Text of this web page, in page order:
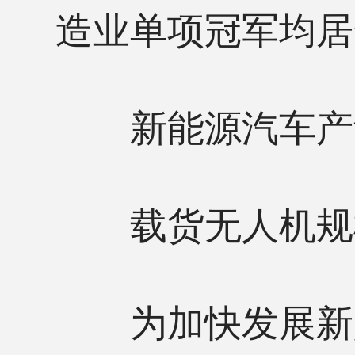
造业单项冠军均
新能源汽车产
载货无人机规
为加快发展新